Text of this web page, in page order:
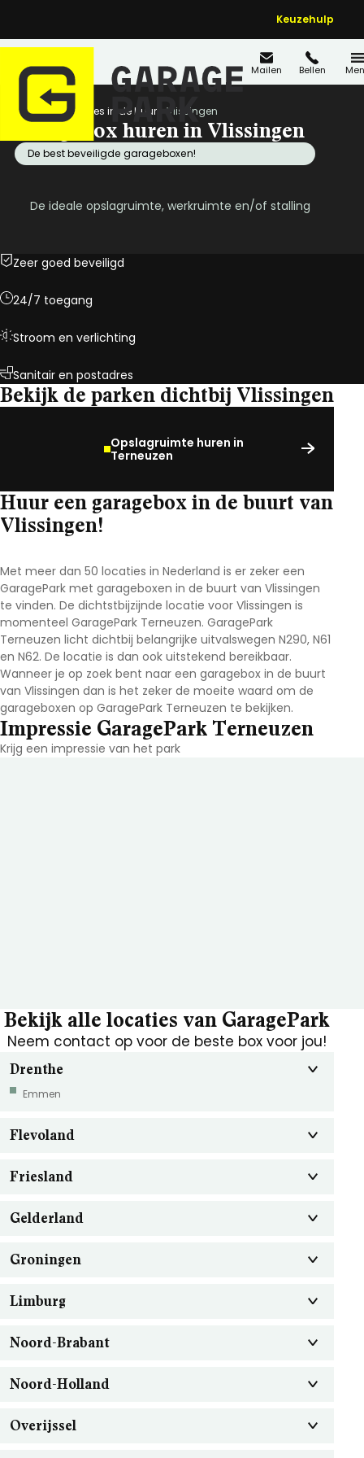
Keuzehulp
Mailen Bellen
Home Locaties in de buurt Vlissingen
Garagebox huren in Vlissingen
De best beveiligde garageboxen!
De ideale opslagruimte, werkruimte en/of stalling
Zeer goed beveiligd
24/7 toegang
Stroom en verlichting
Sanitair en postadres
Bekijk de parken dichtbij Vlissingen
Opslagruimte huren in
Terneuzen
Huur een garagebox in de buurt van
Vlissingen!
Met meer dan 50 locaties in Nederland is er zeker een
GaragePark met garageboxen in de buurt van Vlissingen
te vinden. De dichtstbijzijnde locatie voor Vlissingen is
momenteel GaragePark Terneuzen. GaragePark
Terneuzen licht dichtbij belangrijke uitvalswegen N290, N61
en N62. De locatie is dan ook uitstekend bereikbaar.
Wanneer je op zoek bent naar een garagebox in de buurt
van Vlissingen dan is het zeker de moeite waard om de
garageboxen op GaragePark Terneuzen te bekijken.
Impressie GaragePark Terneuzen
Krijg een impressie van het park
Bekijk alle locaties van GaragePark
Neem contact op voor de beste box voor jou!
Drenthe
Emmen
Flevoland
Friesland
Gelderland
Groningen
Limburg
Noord-Brabant
Noord-Holland
Overijssel